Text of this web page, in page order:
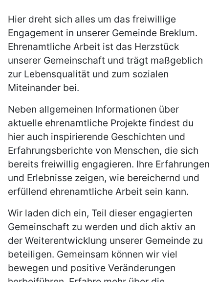
Hier dreht sich alles um das freiwillige
Engagement in unserer Gemeinde Breklum.
Ehrenamtliche Arbeit ist das Herzstück
unserer Gemeinschaft und trägt maßgeblich
zur Lebensqualität und zum sozialen
Miteinander bei.
Neben allgemeinen Informationen über
aktuelle ehrenamtliche Projekte findest du
hier auch inspirierende Geschichten und
Erfahrungsberichte von Menschen, die sich
bereits freiwillig engagieren. Ihre Erfahrungen
und Erlebnisse zeigen, wie bereichernd und
erfüllend ehrenamtliche Arbeit sein kann.
Wir laden dich ein, Teil dieser engagierten
Gemeinschaft zu werden und dich aktiv an
der Weiterentwicklung unserer Gemeinde zu
beteiligen. Gemeinsam können wir viel
bewegen und positive Veränderungen